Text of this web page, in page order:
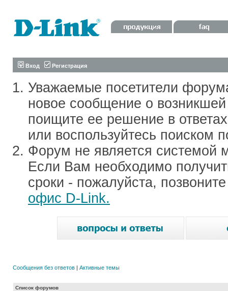
Вход Регистрация
Уважаемые посетители
новое сообщение о
поищите ее решение в
или воспользуйтесь поиском
Форум не является системой
Если Вам необходимо
сроки - пожалуйста,
офис D-Link.
Сообщения без ответов | Активные темы
Список форумов